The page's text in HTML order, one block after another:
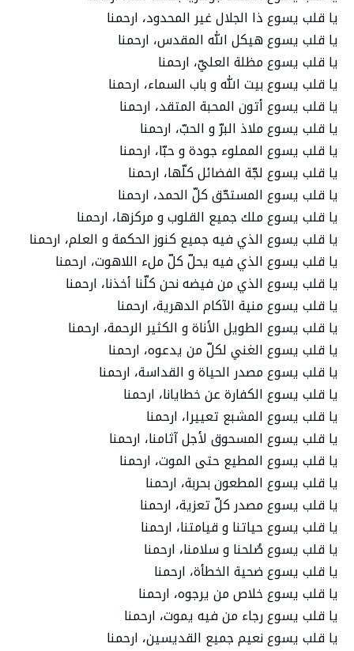
یا قلب یسوع ذا الجلال غیر المحدود، ارحمنا
یا قلب یسوع ھیكل الله المقدس، ارحمنا
یا قلب یسوع مظلة العليّ، ارحمنا
یا قلب یسوع بیت الله و باب السماء، ارحمنا
یا قلب یسوع أتون المحبة المتقد، ارحمنا
یا قلب یسوع ملاذ البرّ و الحبّ، ارحمنا
یا قلب یسوع المملوء جودة و حبّا، ارحمنا
یا قلب یسوع لجّة الفضائل كلّھا، ارحمنا
یا قلب یسوع المستحّق كلّ الحمد، ارحمنا
یا قلب یسوع ملك جمیع القلوب و مركزھا، ارحمنا
یا قلب یسوع الذي فیه جمیع كنوز الحكمة و العلم، ارحمنا
یا قلب یسوع الذي فیه یحلّ كلّ ملء اللاھوت، ارحمنا
یا قلب یسوع الذي من فیضه نحن كلّنا أخذنا، ارحمنا
یا قلب یسوع منیة الآكام الدھریة، ارحمنا
یا قلب یسوع الطویل الأناة و الكثیر الرحمة، ارحمنا
یا قلب یسوع الغني لكلّ من یدعوه، ارحمنا
یا قلب یسوع مصدر الحیاة و القداسة، ارحمنا
یا قلب یسوع الكفارة عن خطایانا، ارحمنا
یا قلب یسوع المشبع تعییرا، ارحمنا
یا قلب یسوع المسحوق لأجل آثامنا، ارحمنا
یا قلب یسوع المطیع حتى الموت، ارحمنا
یا قلب یسوع المطعون بحربة، ارحمنا
یا قلب یسوع مصدر كلّ تعزیة، ارحمنا
یا قلب یسوع حیاتنا و قیامتنا، ارحمنا
یا قلب یسوع صُلحنا و سلامنا، ارحمنا
یا قلب یسوع ضحیة الخطأة، ارحمنا
یا قلب یسوع خلاص من یرجوه، ارحمنا
یا قلب یسوع رجاء من فیه یموت، ارحمنا
یا قلب یسوع نعیم جمیع القدیسین، ارحمنا